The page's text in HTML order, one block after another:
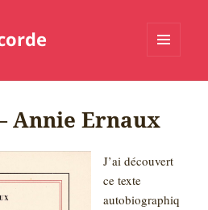
Annie Ernaux
J’ai découvert
ce texte
autobiographiq